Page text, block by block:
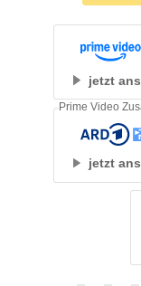
jetzt
jetzt
Prime Video